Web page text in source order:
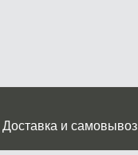
Доставка и самовывоз